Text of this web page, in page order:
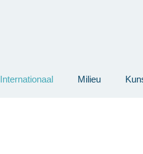
Internationaal Milieu